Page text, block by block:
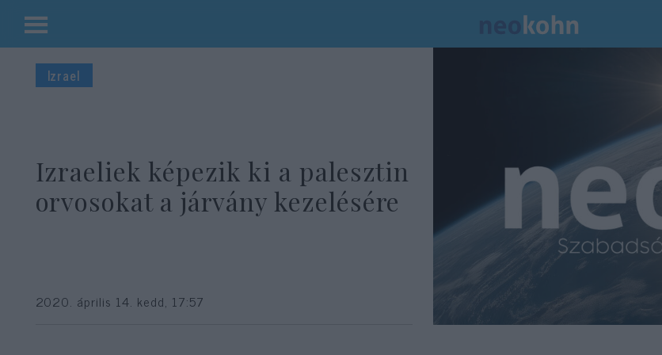
Kilépés
tartalomba
Izrael
Izraeliek képezik ki a palesztin
orvosokat a járvány kezelésére
2020. április 14. kedd, 17:57